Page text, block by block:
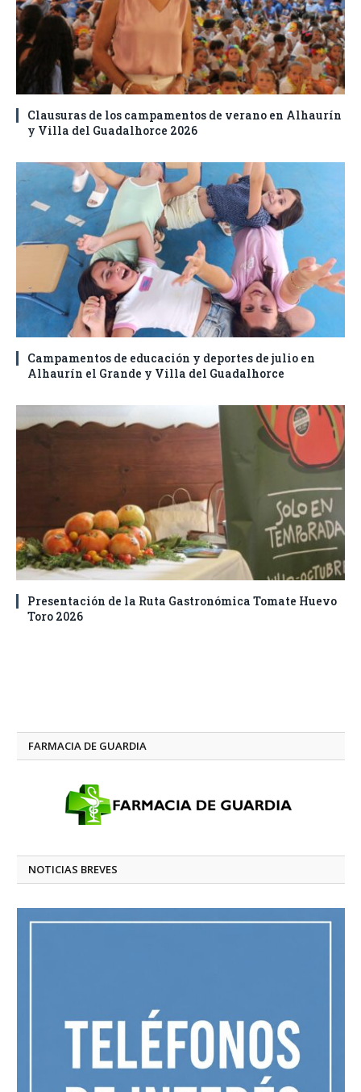
Clausuras de los campamentos de verano en Alhaurín
y Villa del Guadalhorce 2026
Campamentos de educación y deportes de julio en
Alhaurín el Grande y Villa del Guadalhorce
Presentación de la Ruta Gastronómica Tomate Huevo
Toro 2026
FARMACIA DE GUARDIA
NOTICIAS BREVES